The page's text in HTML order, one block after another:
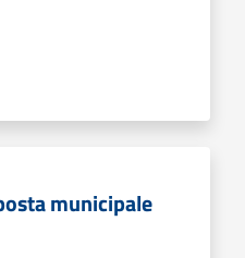
municipale